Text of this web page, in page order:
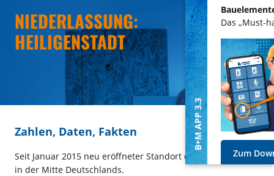
B+M APP 3.3
Bauelemente-Funktionen
Das „Must-have“ für die Baustelle!
Zum Download!
NIEDERLASSUNG:
HEILIGENSTADT
Zahlen, Daten, Fakten
Seit Januar 2015 neu eröffneter Standort direkt an der A38
in der Mitte Deutschlands.